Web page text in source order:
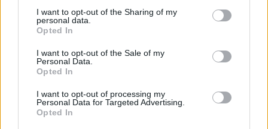
not limited to your visit or usage behaviour. You may click to
grant or deny consent to Google and its third-party tags to
use your data for below specified purposes in below Google
consent section.
I want to opt-out of the Sharing of my
personal data.
Opted In
I want to opt-out of the Sale of my
Personal Data.
Opted In
I want to opt-out of processing my
Personal Data for Targeted Advertising.
Opted In
CGI-vadászgépekkel égette le magát
Kép: Wikimedia Commons/
Fernandez copado